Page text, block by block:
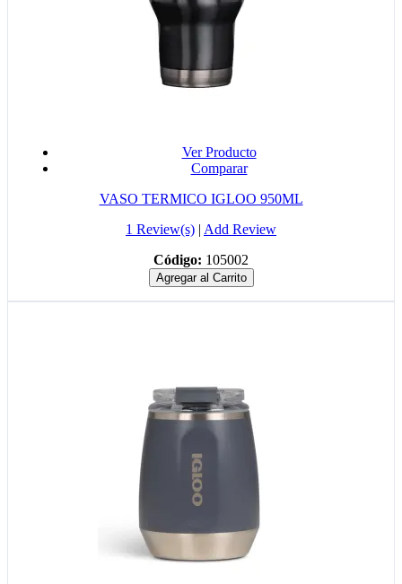
Ver Producto
Comparar
VASO TERMICO IGLOO 950ML
1 Review(s) | Add Review
Código: 105002
Agregar al Carrito